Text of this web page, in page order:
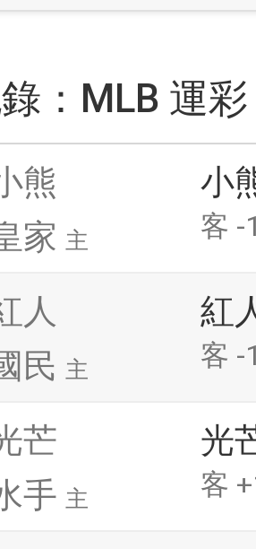
：MLB 運
熊
家 主
小
客 -
人
民 主
紅
客 -
芒
手 主
光
客